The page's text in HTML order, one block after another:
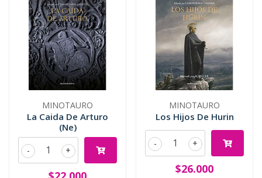
MINOTAURO
La Caida De Arturo
(Ne)
+
-
MINOTAURO
Los Hijos De Hurin
+
-
$26.000